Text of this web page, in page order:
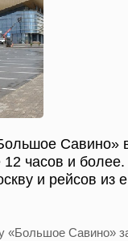
Савино»
часов и
и рейсов из
«Большое Савино»